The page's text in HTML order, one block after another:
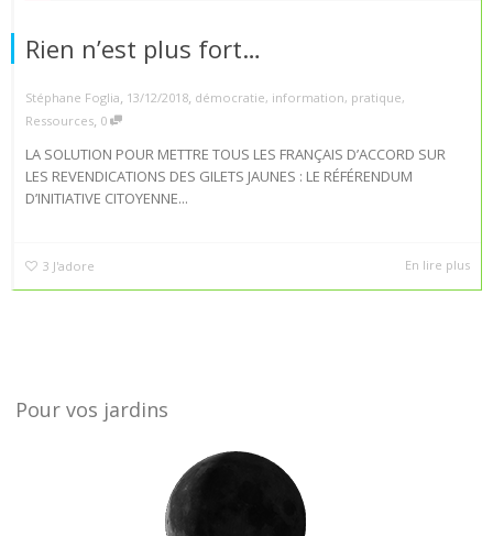
Rien n’est plus fort…
Stéphane Foglia 13/12/2018 démocratie, information, pratique,
Ressources 0
LA SOLUTION POUR METTRE TOUS LES FRANÇAIS D’ACCORD SUR
LES REVENDICATIONS DES GILETS JAUNES : LE RÉFÉRENDUM
D’INITIATIVE CITOYENNE...
3 J'adore En lire plus
Pour vos jardins